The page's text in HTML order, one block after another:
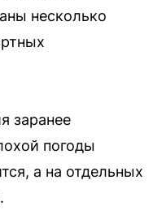
несколько
заранее
погоды
а на отдельных